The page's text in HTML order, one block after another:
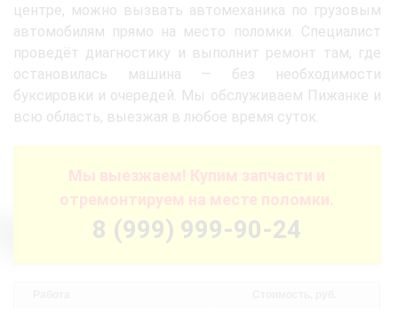
центре, можно вызвать автомеханика по грузовым
автомобилям прямо на место поломки. Специалист
проведёт диагностику и выполнит ремонт там, где
остановилась машина — без необходимости
буксировки и очередей. Мы обслуживаем Пижанке и
всю область, выезжая в любое время суток.
Мы выезжаем! Купим запчасти и
отремонтируем на месте поломки.
8 (999) 999-90-24